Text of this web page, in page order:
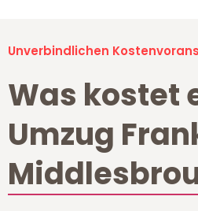
Unverbindlichen
Was kostet
Umzug